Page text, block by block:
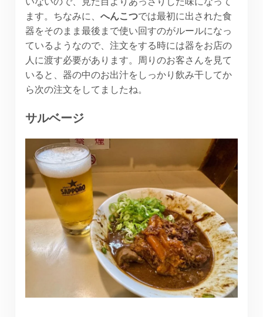
ます。ちなみに、 へんこつでは最初に出された食
器をそのまま最後まで使い回すのがルールになっ
ているようなので、注文をする時には器をお店の
人に渡す必要があります。周りのお客さんを見て
いると、器の中のお出汁をしっかり飲み干してか
ら次の注文をしてましたね。
サルベージ